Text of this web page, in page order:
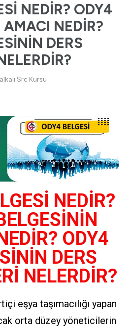
NEDİR? ODY4
NEDİR?
DERS
Src Kursu
NEDİR?
ODY4
DERS
NELERDİR?
eşya taşımacılığı yapan
orta düzey yöneticilerin